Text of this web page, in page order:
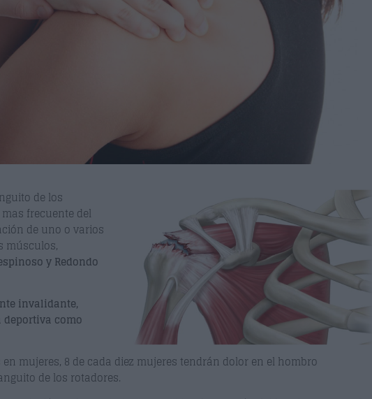
de los
frecuente del
de uno o varios
músculos,
y Redondo
invalidante,
como
mujeres, 8 de cada diez mujeres tendrán dolor en el hombro
de los rotadores.